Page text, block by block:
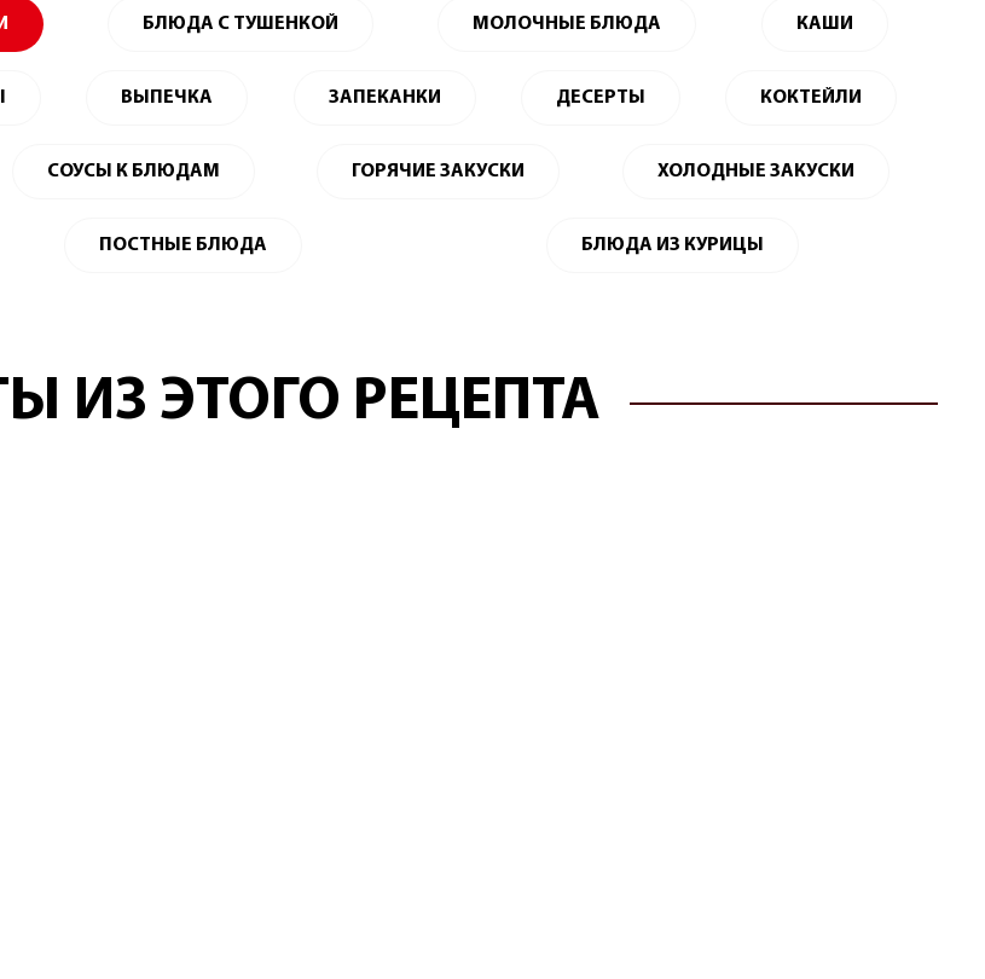
БЛЮДА С ТУШЕНКОЙ МОЛОЧНЫЕ БЛЮДА КАШИ
ВЫПЕЧКА ЗАПЕКАНКИ ДЕСЕРТЫ КОКТЕЙЛИ
СОУСЫ К БЛЮДАМ ГОРЯЧИЕ ЗАКУСКИ ХОЛОДНЫЕ ЗАКУСКИ
ПОСТНЫЕ БЛЮДА БЛЮДА ИЗ КУРИЦЫ
ИЗ ЭТОГО РЕЦЕПТА